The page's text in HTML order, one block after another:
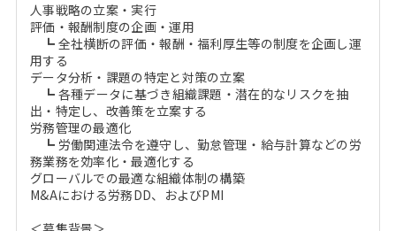
人事戦略の立案・実行
評価・報酬制度の企画・運用
┗ 全社横断の評価・報酬・福利厚生等の制度を企画し運
用する
データ分析・課題の特定と対策の立案
┗ 各種データに基づき組織課題・潜在的なリスクを抽
出・特定し、改善策を立案する
労務管理の最適化
┗ 労働関連法令を遵守し、勤怠管理・給与計算などの労
務業務を効率化・最適化する
グローバルでの最適な組織体制の構築
M&Aにおける労務DD、およびPMI